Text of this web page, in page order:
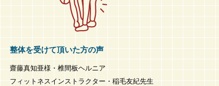
整体を受けて頂いた方の声
齋藤真知亜様・椎間板ヘルニア
フィットネスインストラクター・稲毛友紀先生